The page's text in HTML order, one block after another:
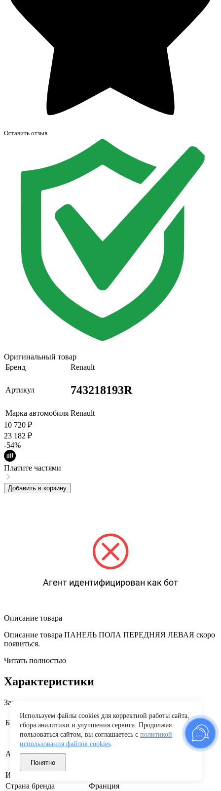
Оставить отзыв
Оригинальный товар
Бренд
Renault
Артикул 743218193R
Марка автомобиля Renault
10 720 ₽
23 182 ₽
-54%
Платите частями
Добавить в корзину
Агент идентифицирован как бот
Описание товара
Описание товара ПАНЕЛЬ ПОЛА ПЕРЕДНЯЯ ЛЕВАЯ скоро
появиться.
Читать полностью
Характеристики
Заводские данные
Бренд Renault
Артикул производителя
Изготовитель
Страна бренда
Франция
Используем файлы cookies для корректной работы сайта,
сбора аналитики и улучшения сервиса. Продолжая
пользоваться сайтом, вы соглашаетесь с политикой
использования файлов cookies.
Понятно